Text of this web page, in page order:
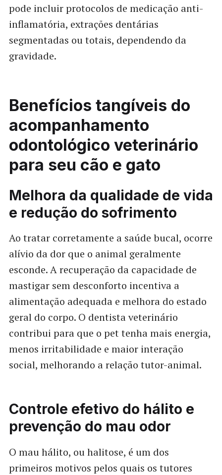
pode incluir protocolos de medicação anti-
inflamatória, extrações dentárias
segmentadas ou totais, dependendo da
gravidade.
Benefícios tangíveis do
acompanhamento
odontológico veterinário
para seu cão e gato
Melhora da qualidade de vida
e redução do sofrimento
Ao tratar corretamente a saúde bucal, ocorre
alívio da dor que o animal geralmente
esconde. A recuperação da capacidade de
mastigar sem desconforto incentiva a
alimentação adequada e melhora do estado
geral do corpo. O dentista veterinário
contribui para que o pet tenha mais energia,
menos irritabilidade e maior interação
social, melhorando a relação tutor-animal.
Controle efetivo do hálito e
prevenção do mau odor
O mau hálito, ou halitose, é um dos
primeiros motivos pelos quais os tutores